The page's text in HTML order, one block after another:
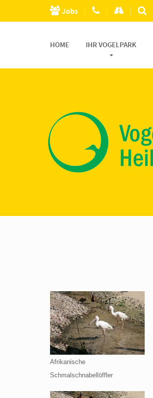
Jobs
HOME IHR VOGELPARK
Afrikanische
Schmalschnabellöffler